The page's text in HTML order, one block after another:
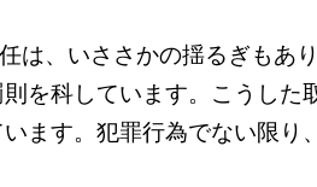
は、いささかの揺るぎも
を科しています。こうし
ます。犯罪行為でない限